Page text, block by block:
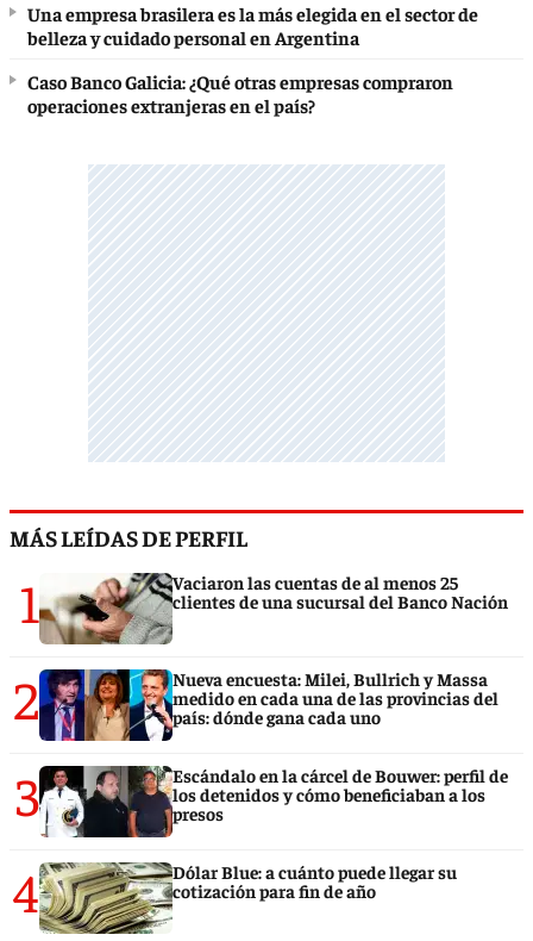
Una empresa brasilera es la más elegida en el sector de
belleza y cuidado personal en Argentina
Caso Banco Galicia: ¿Qué otras empresas compraron
operaciones extranjeras en el país?
MÁS LEÍDAS DE PERFIL
1
Vaciaron las cuentas de al menos 25
clientes de una sucursal del Banco Nación
2
Nueva encuesta: Milei, Bullrich y Massa
medido en cada una de las provincias del
país: dónde gana cada uno
3
Escándalo en la cárcel de Bouwer: perfil de
los detenidos y cómo beneficiaban a los
presos
4
Dólar Blue: a cuánto puede llegar su
cotización para fin de año